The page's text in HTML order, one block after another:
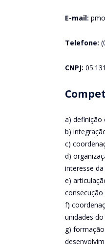
E-mail:
Telefone:
CNPJ:
a) definição
b)
c)
d)
interesse
e)
f)
unidades
g)